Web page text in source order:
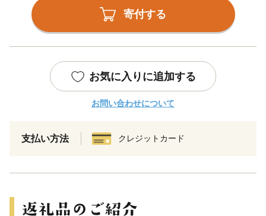
寄付する
お気に入りに追加する
お問い合わせについて
支払い方法 クレジットカード